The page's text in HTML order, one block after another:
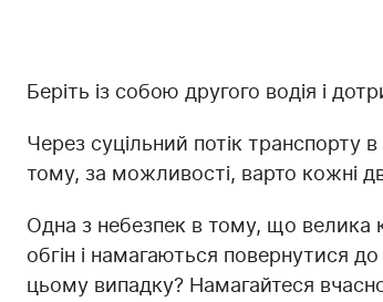
Беріть із собою другого водія і
Через суцільний потік
тому, за можливості, варто кожні
Одна з небезпек в тому, що велика
обгін і намагаються повернутися
цьому випадку? Намагайтеся